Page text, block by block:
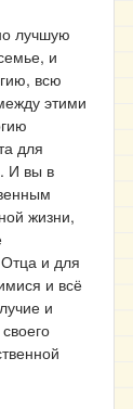
лучшую
и
всю
этими
для
И вы в
жизни,
и для
и всё
и